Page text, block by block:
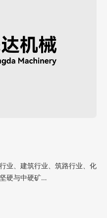
业、建筑行业、筑路行业、化
硬与中硬矿…